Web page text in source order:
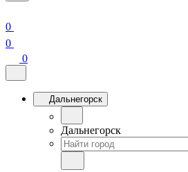
0
0
0
Дальнегорск
Дальнегорск